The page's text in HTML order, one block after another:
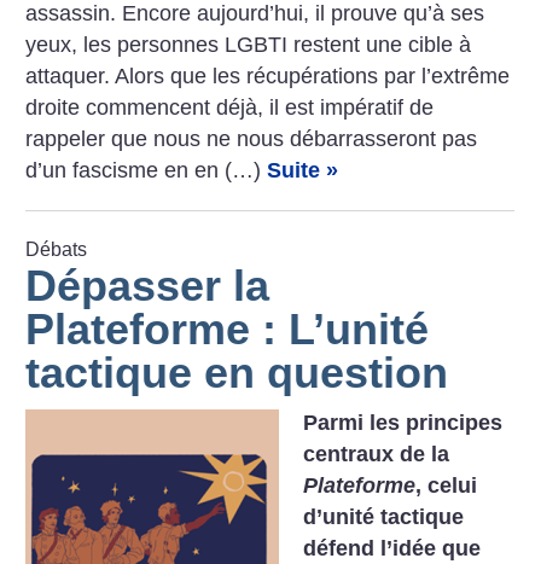
assassin. Encore aujourd’hui, il prouve qu’à ses
yeux, les personnes LGBTI restent une cible à
attaquer. Alors que les récupérations par l’extrême
droite commencent déjà, il est impératif de
rappeler que nous ne nous débarrasseront pas
d’un fascisme en en (…)Suite »
Débats
Dépasser la
Plateforme : L’unité
tactique en question
Parmi les principes
centraux de la
Plateforme, celui
d’unité tactique
défend l’idée que